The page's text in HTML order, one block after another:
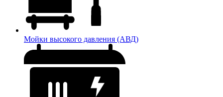
Мойки высокого давления (АВД)